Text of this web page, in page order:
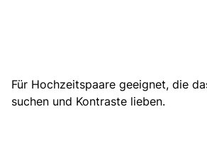
Für Hochzeitspaare geeignet, die
suchen und Kontraste lieben.